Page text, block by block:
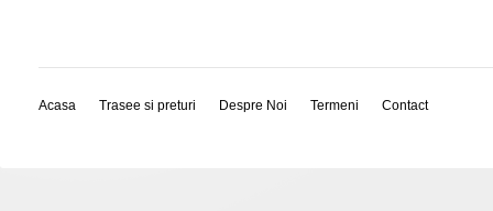
Acasa Trasee si preturi Despre Noi Termeni Contact